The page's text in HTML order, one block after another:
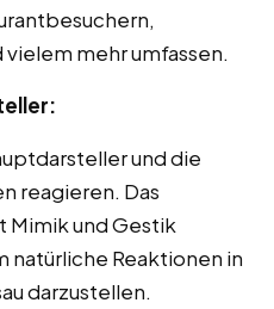
mehr umfassen.
und die
reagieren. Das
Mimik und Gestik
natürliche Reaktionen in
darzustellen.